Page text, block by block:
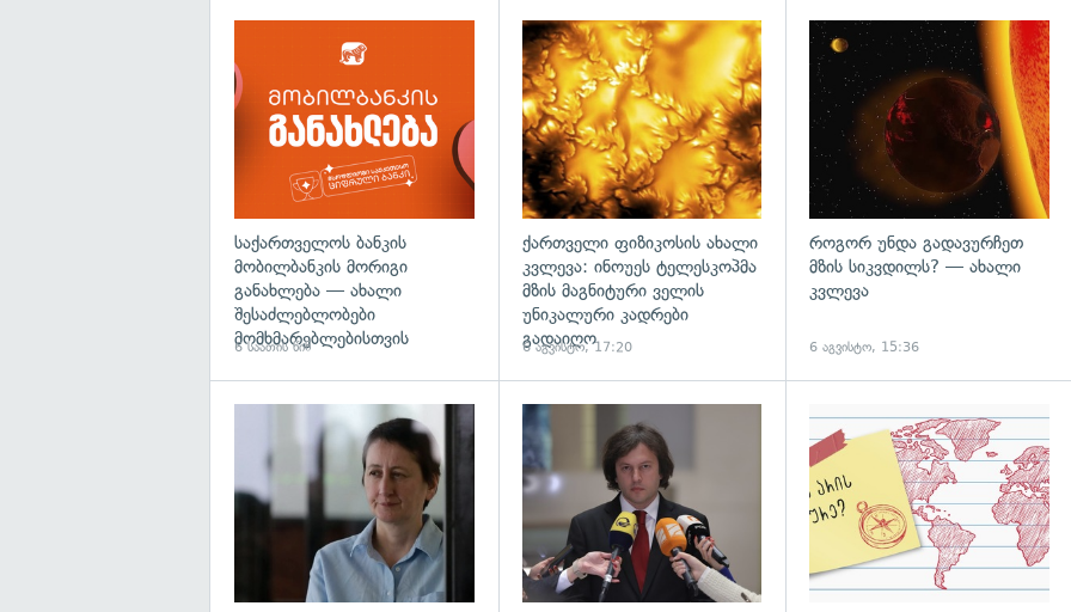
საქართველოს ბანკის
მობილბანკის მორიგი
განახლება — ახალი
შესაძლებლობები
მომხმარებლებისთვის
6 საათის წინ
გადახედვა
ქართველი ფიზიკოსის ახალი
კვლევა: ინოუეს ტელესკოპმა
მზის მაგნიტური ველის
უნიკალური კადრები
გადაიღო
6 აგვისტო, 17:20
როგორ უნდა გადავურჩეთ
მზის სიკვდილს? — ახალი
კვლევა
6 აგვისტო, 15:36
გადახედვა გადახედვა